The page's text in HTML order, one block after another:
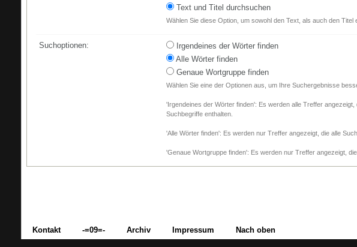
Text und Titel durchsuchen
Wählen Sie diese Option, um sowohl den Text, als auch den Titel
Suchoptionen:
Irgendeines der Wörter finden
Alle Wörter finden
Genaue Wortgruppe finden
Wählen Sie eine der Optionen aus, um Ihre Suchergebnisse
'Irgendeines der Wörter finden': Es werden alle Treffer
Suchbegriffe enthalten.
'Alle Wörter finden': Es werden nur Treffer angezeigt, die alle
'Genaue Wortgruppe finden': Es werden nur Treffer angezeigt,
Kontakt -=09=- Archiv Impressum Nach oben